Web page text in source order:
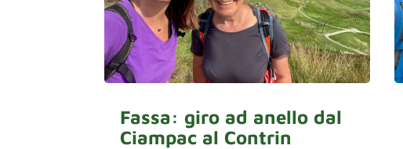
Fassa: giro ad anello dal
Ciampac al Contrin